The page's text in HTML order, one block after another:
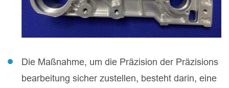
Die Maßnahme, um die Präzision der Präzisions
bearbeitung sicher zustellen, besteht darin, eine